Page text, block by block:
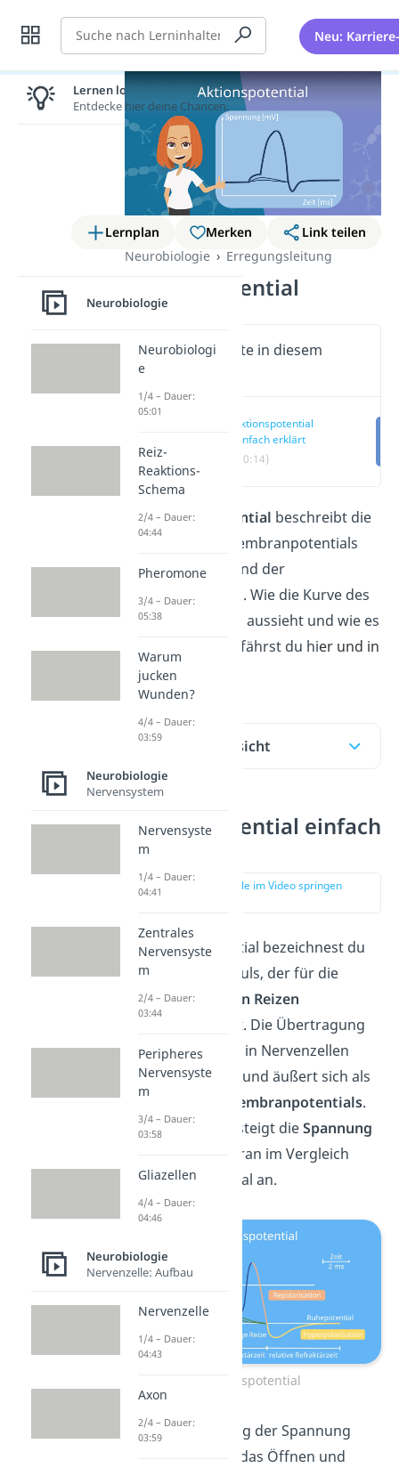
Suche Neu:
Lernplan Merken
Link teilen
Neurobiologie
Erregungsleitung
Aktionspotential
Wichtige Inhalte in diesem
Video
Aktionspotential
einfach erklärt
(00:14)
DasAktionspotential beschreibt die
Änderung des Membranpotentials
einer Zelle während der
Erregungsleitung. Wie die Kurve des
Aktionspotentials aussieht und wie es
genau abläuft, erfährst du hier und in
unserem
Inhaltsübersicht
Aktionspotential einfach
erklärt
zur Stelle im Video springen
Als Aktionspotential bezeichnest du
einen Nervenimpuls, der für die
Weiterleitung von Reizen
verantwortlich ist. Die Übertragung
von Reizen findet in Nervenzellen
(Neuronen) statt und äußert sich als
Änderung des Membranpotentials.
Genauer gesagt steigt dieSpannung
an der Zellmembran im Vergleich
zum Ruhepotential an.
Aktionspotential
Zu einer Änderung der Spannung
kommt es durch das Öffnen und
Lernen lohnt sich!
Entdecke hier deine Chancen.
Neurobiologie
Neurobiologi
e
1/4 – Dauer:
05:01
Reiz-
Reaktions-
Schema
2/4 – Dauer:
04:44
Pheromone
3/4 – Dauer:
05:38
Warum
jucken
Wunden?
4/4 – Dauer:
03:59
Neurobiologie
Nervensystem
Nervensyste
m
1/4 – Dauer:
04:41
Zentrales
Nervensyste
m
2/4 – Dauer:
03:44
Peripheres
Nervensyste
m
3/4 – Dauer:
03:58
Gliazellen
4/4 – Dauer:
04:46
Neurobiologie
Nervenzelle: Aufbau
Nervenzelle
1/4 – Dauer:
04:43
Axon
2/4 – Dauer:
03:59